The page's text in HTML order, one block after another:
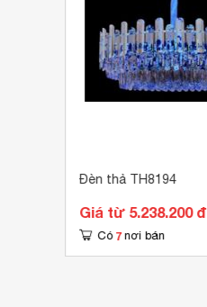
Đèn thả TH8194
Giá từ 5.238.200 đ
Có 7 nơi bán